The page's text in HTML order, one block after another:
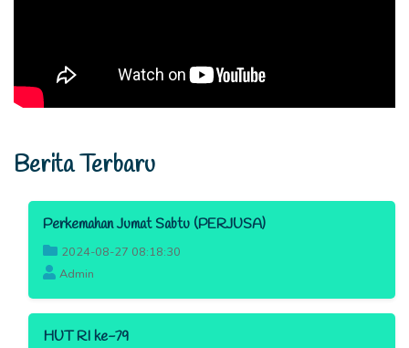
Berita Terbaru
Perkemahan Jumat Sabtu (PERJUSA)
2024-08-27 08:18:30
Admin
HUT RI ke-79